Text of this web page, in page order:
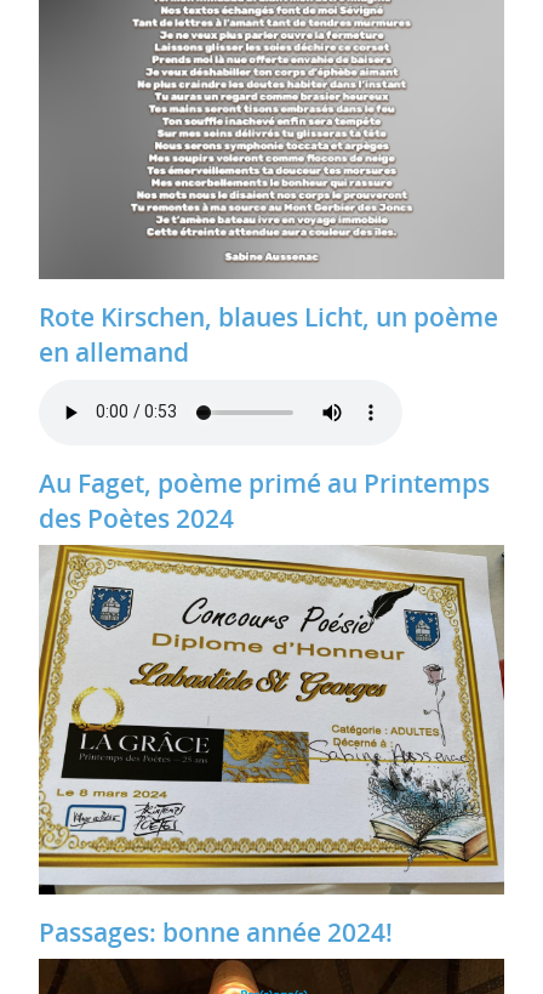
Rote Kirschen, blaues Licht, un poème
en allemand
Au Faget, poème primé au Printemps
des Poètes 2024
Passages: bonne année 2024!